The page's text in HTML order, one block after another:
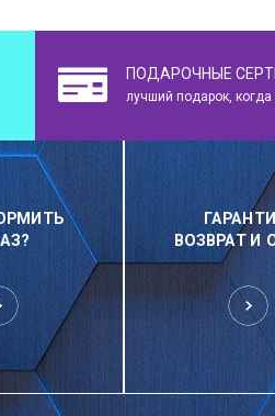
ПОДАРОЧНЫЕ
лучший подарок, когда
ВОЗВРАТ И